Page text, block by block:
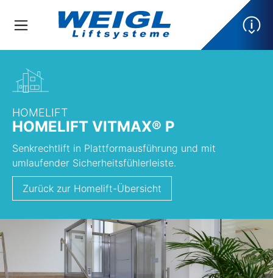
HOMELIFT
HOMELIFT VITMAX® P
Senkrechtlift in Plattformausführung und mit
umlaufender Sicherheitsfühlerleiste.
Zurück zur Homelift-Übersicht